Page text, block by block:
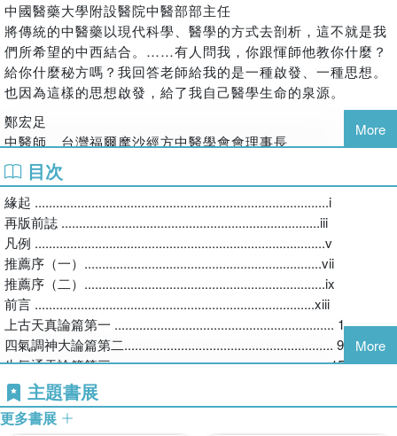
中國醫藥大學附設醫院中醫部部主任
將傳統的中醫藥以現代科學、醫學的方式去剖析，這不就是我
們所希望的中西結合。……有人問我，你跟惲師他教你什麼？
給你什麼秘方嗎？我回答老師給我的是一種啟發、一種思想。
也因為這樣的思想啟發，給了我自己醫學生命的泉源。
鄭宏足
中醫師、台灣福爾摩沙經方中醫學會會理事長
惲老師在中國醫藥學院（現為中國醫藥大學）中醫學系教授
「傷寒論」多年，培養出無數的優秀學生，同時也在附設醫院
擔任首任中醫內科部主任，行醫善治疑難雜病，聞名一時。他
以現代科學知識詮釋中醫理論，註解了《內經》、《傷寒
論》、《金匱要略》、《溫病條辨》等書。現今臺灣中醫學術
界領導人物均曾受業於他，故惲老師對於目前臺灣中醫界著重
科學實證與強調中醫現代化的發展方向，有著重大的影響。
More
目次
緣起 ...................................................................................i
再版前誌 .........................................................................iii
凡例 ..................................................................................v
推薦序（一）...................................................................vii
推薦序（二）....................................................................ix
前言 ...............................................................................xiii
上古天真論篇第一 .............................................................. 1
四氣調神大論篇第二........................................................... 9
生氣通天論篇第三 .............................................................15
金匱真言論篇第四 .............................................................29
陰陽應象大論篇第五..........................................................35
陰陽離合論篇第六 .............................................................53
More
主題書展
更多書展